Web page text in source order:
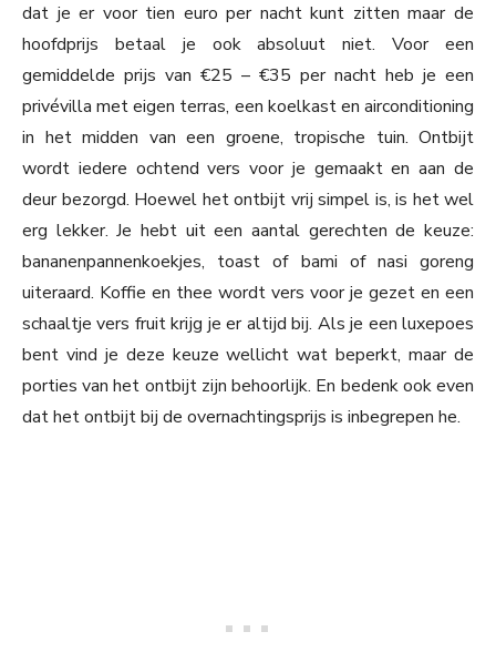
dat je er voor tien euro per nacht kunt zitten maar de
hoofdprijs betaal je ook absoluut niet. Voor een
gemiddelde prijs van €25 – €35 per nacht heb je een
privévilla met eigen terras, een koelkast en airconditioning
in het midden van een groene, tropische tuin. Ontbijt
wordt iedere ochtend vers voor je gemaakt en aan de
deur bezorgd. Hoewel het ontbijt vrij simpel is, is het wel
erg lekker. Je hebt uit een aantal gerechten de keuze:
bananenpannenkoekjes, toast of bami of nasi goreng
uiteraard. Koffie en thee wordt vers voor je gezet en een
schaaltje vers fruit krijg je er altijd bij. Als je een luxepoes
bent vind je deze keuze wellicht wat beperkt, maar de
porties van het ontbijt zijn behoorlijk. En bedenk ook even
dat het ontbijt bij de overnachtingsprijs is inbegrepen he.